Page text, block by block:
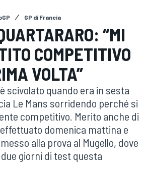
GP di Francia
“MI
COMPETITIVO
VOLTA”
scivolato quando era in sesta
Le Mans sorridendo perché si
competitivo. Merito anche di
domenica mattina e
alla prova al Mugello, dove
giorni di test questa